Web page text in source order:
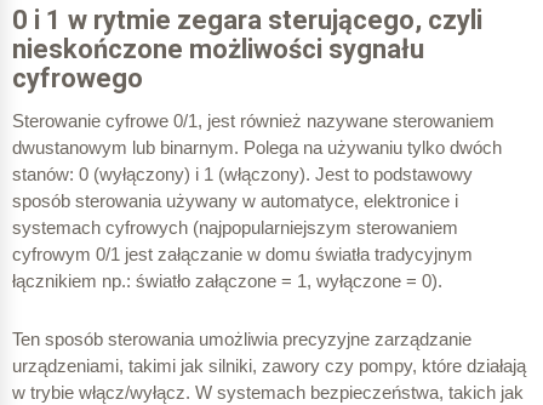
0 i 1 w rytmie zegara sterującego, czyli
nieskończone możliwości sygnału
cyfrowego
Sterowanie cyfrowe 0/1, jest również nazywane sterowaniem
dwustanowym lub binarnym. Polega na używaniu tylko dwóch
stanów: 0 (wyłączony) i 1 (włączony). Jest to podstawowy
sposób sterowania używany w automatyce, elektronice i
systemach cyfrowych (najpopularniejszym sterowaniem
cyfrowym 0/1 jest załączanie w domu światła tradycyjnym
łącznikiem np.: światło załączone = 1, wyłączone = 0).
Ten sposób sterowania umożliwia precyzyjne zarządzanie
urządzeniami, takimi jak silniki, zawory czy pompy, które działają
w trybie włącz/wyłącz. W systemach bezpieczeństwa, takich jak